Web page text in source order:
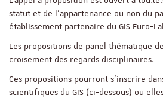
statut et de l'appartenance ou non du
établissement partenaire du GIS Euro-
Les propositions de panel thématique
croisement des regards disciplinaires.
Ces propositions pourront s’inscrire
scientifiques du GIS (ci-dessous) ou